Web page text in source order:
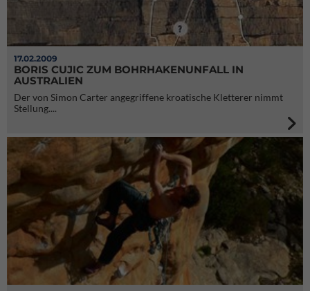
17.02.2009
BORIS CUJIC ZUM BOHRHAKENUNFALL IN
AUSTRALIEN
Der von Simon Carter angegriffene kroatische Kletterer nimmt
Stellung....